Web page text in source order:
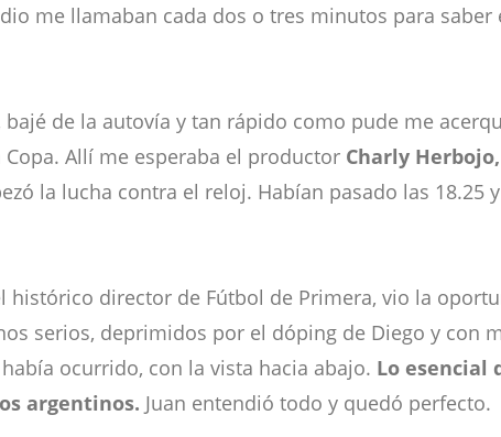
me llamaban cada dos o tres minutos para saber
bajé de la autovía y tan rápido como pude me
Allí me esperaba el productor Charly Herbojo,
la lucha contra el reloj. Habían pasado las
histórico director de Fútbol de Primera, vio la
serios, deprimidos por el dóping de Diego y con
ocurrido, con la vista hacia abajo. Lo esencial
argentinos. Juan entendió todo y quedó perfecto.